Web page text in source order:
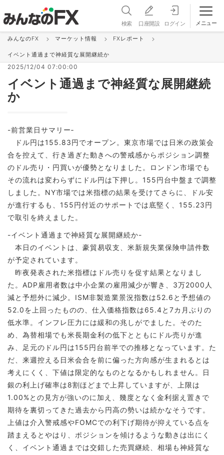
検索 口座開設 ログイン メニュー
FXレポート
みんなのFX マーケット情報 FXレポート
イベント通過まで神経質な展開継続か
2025/12/04 07:00:00
イベント通過まで神経質な展開継続
か
-前営業日サマリー‐
ドル円は155.83円でオープン。東京市場では日米の政策会
合を控えて、行き過ぎた動きへの警戒感からポジション調整
のドル売り・円買いが優勢となりました。ロンドン市場でも
その流れは変わらずにドル円は下押し。155円台中盤まで調整
しました。NY市場では米指標の結果を受けてさらに、ドル安
が進行するも、155円付近のサポートでは底堅く、155.23円
で取引を終えました。
-イベント通過まで神経質な展開継続か-
本日のイベントは、豪貿易収支、米新規失業保険申請件数
が予定されています。
昨夜発表された米指標はドル売りを促す結果となりまし
た。ADP雇用者数は中小企業の雇用減少が響き、3万2000人
減と予想外に減少。ISM非製造業景況指数は52.6と予想値の
52.0を上回ったものの、仕入価格指数は65.4と7カ月ぶりの
低水準。インフレ圧力には緩和の兆しがでました。そのた
め、為替相場でも米長期金利の低下とともにドル売りが進
み、足元のドル円は155円台前半での推移となっています。た
だ、来週控える日米会合を前に偏った方向感が生まれるとは
考えにくく、下値は限定的なものとなるかもしれません。日
銀の利上げ確率は8割ほどまで上昇していますが、上限は
1.00%との見方が強いのに加え、幾度となく金利据え置きで
期待を裏切ってきた過去から円高の勢いは続かなそうです。
上値は介入警戒感やFOMCでの利下げ期待が抑えている点を
踏まえるとやはり、ポジションを傾けるような動きは出にく
く、イベント通過までは交錯した売買継続、相場も神経質な